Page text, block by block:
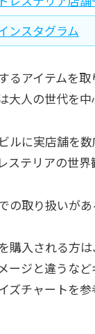
ンスタグラム
るアイテムを
人の世代を中
ルに実店舗を
テリアの世界
取り扱いがあ
購入される方
ージと違うな
ズチャートを